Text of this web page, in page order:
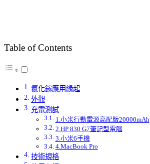
Table of Contents
氮化鎵應用緣起
外觀
充電測試
1.小米行動電源高配版20000mAh
2.HP 830 G7筆記型電腦
3.小米6手機
4.MacBook Pro
技術規格